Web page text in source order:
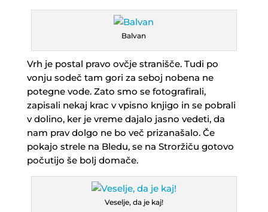
Balvan
Vrh je postal pravo ovčje stranišče. Tudi po
vonju sodeč tam gori za seboj nobena ne
potegne vode. Zato smo se fotografirali,
zapisali nekaj krac v vpisno knjigo in se pobrali
v dolino, ker je vreme dajalo jasno vedeti, da
nam prav dolgo ne bo več prizanašalo. Če
pokajo strele na Bledu, se na Stroržiču gotovo
počutijo še bolj domače.
Veselje, da je kaj!